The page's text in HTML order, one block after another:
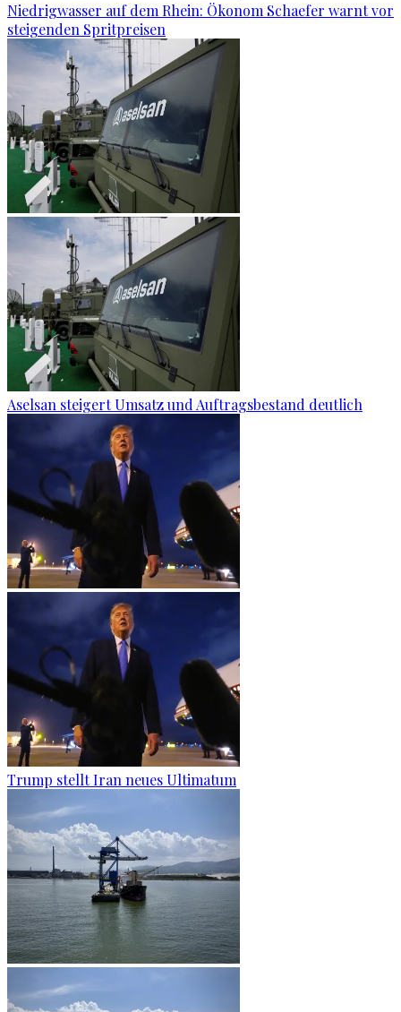
Niedrigwasser auf dem Rhein: Ökonom Schaefer warnt vor
steigenden Spritpreisen
Aselsan steigert Umsatz und Auftragsbestand deutlich
Trump stellt Iran neues Ultimatum